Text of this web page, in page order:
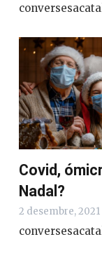
Covid,
Nadal?
2 desembre, 2021